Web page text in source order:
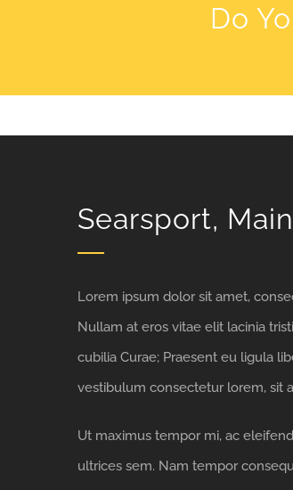
Do
Searsport,
Lorem ipsum dolor sit amet,
Nullam at eros vitae elit lacinia
cubilia Curae; Praesent eu ligula
vestibulum consectetur lorem, sit
Ut maximus tempor mi, ac
ultrices sem. Nam tempor